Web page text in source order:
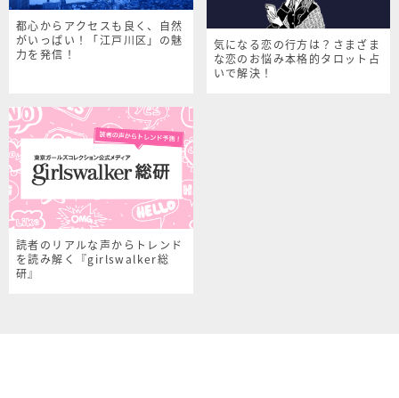
都心からアクセスも良く、自然
がいっぱい！「江戸川区」の魅
力を発信！
気になる恋の行方は？さまざま
な恋のお悩み本格的タロット占
いで解決！
読者のリアルな声からトレンド
を読み解く『girlswalker総
研』